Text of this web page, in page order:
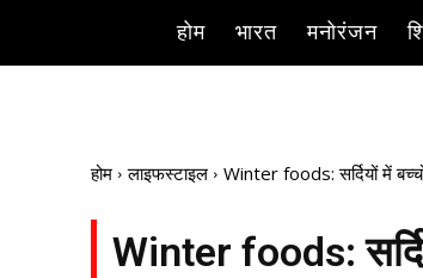
होम भारत मनोरंजन
होम लाइफस्टाइल Winter foods: सर्दियों में
Winter foods: